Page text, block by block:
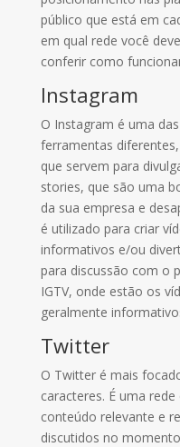
público que está em
em qual rede você
conferir como
Instagram
O Instagram é uma
ferramentas
que servem para
stories, que são uma
da sua empresa e
é utilizado para criar
informativos e/ou
para discussão com o
IGTV, onde estão os
geralmente
Twitter
O Twitter é mais
caracteres. É uma
conteúdo relevante e
discutidos no